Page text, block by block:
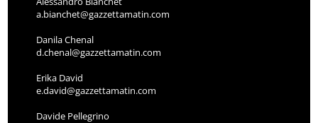
a.bianchet@gazzettamatin.com
Danila Chenal
d.chenal@gazzettamatin.com
Erika David
e.david@gazzettamatin.com
Davide Pellegrino